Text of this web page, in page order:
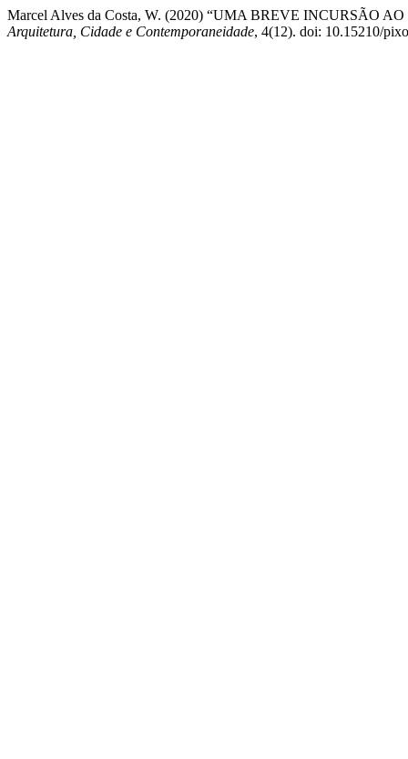
Marcel Alves da Costa, W. (2020) “UMA BREVE INCURSÃO
Arquitetura, Cidade e Contemporaneidade, 4(12). doi: 10.15210/